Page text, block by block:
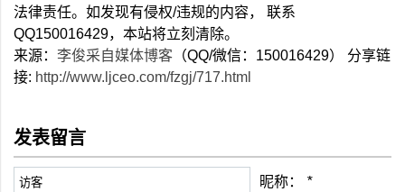
法律责任。如发现有侵权/违规的内容， 联系
QQ150016429，本站将立刻清除。
来源： 李俊采自媒体博客 （QQ/微信：150016429） 分享链
接: http://www.ljceo.com/fzgj/717.html
发表留言
昵称： *